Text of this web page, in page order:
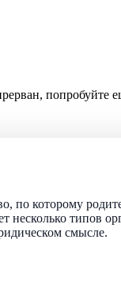
попробуйте
по которому
несколько типов
смысле.